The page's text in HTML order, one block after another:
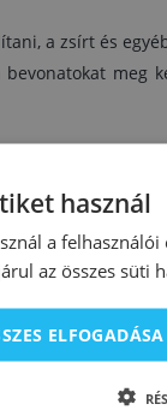
a zsírt és
távolítani
és eltávolítása
használ
a
az összes süti
ELFOGADÁSA